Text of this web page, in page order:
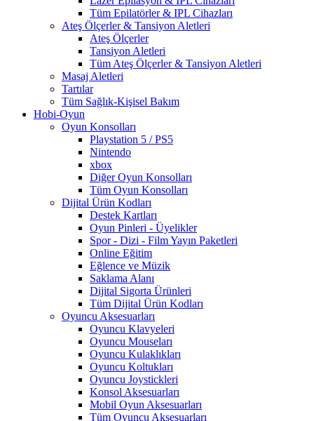
Tüm Epilatörler & IPL Cihazları
Ateş Ölçerler & Tansiyon Aletleri
Ateş Ölçerler
Tansiyon Aletleri
Tüm Ateş Ölçerler & Tansiyon Aletleri
Masaj Aletleri
Tartılar
Tüm Sağlık-Kişisel Bakım
Hobi-Oyun
Oyun Konsolları
Playstation 5 / PS5
Nintendo
xbox
Diğer Oyun Konsolları
Tüm Oyun Konsolları
Dijital Ürün Kodları
Destek Kartları
Oyun Pinleri - Üyelikler
Spor - Dizi - Film Yayın Paketleri
Online Eğitim
Eğlence ve Müzik
Saklama Alanı
Dijital Sigorta Ürünleri
Tüm Dijital Ürün Kodları
Oyuncu Aksesuarları
Oyuncu Klavyeleri
Oyuncu Mouseları
Oyuncu Kulaklıkları
Oyuncu Koltukları
Oyuncu Joystickleri
Konsol Aksesuarları
Mobil Oyun Aksesuarları
Tüm Oyuncu Aksesuarları